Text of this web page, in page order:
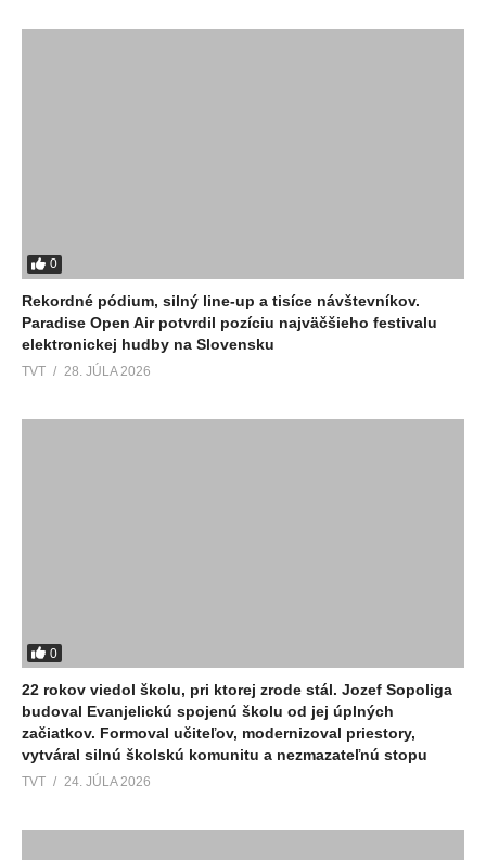
0
Rekordné pódium, silný line-up a tisíce návštevníkov.
Paradise Open Air potvrdil pozíciu najväčšieho festivalu
elektronickej hudby na Slovensku
TVT 28. JÚLA 2026
0
22 rokov viedol školu, pri ktorej zrode stál. Jozef Sopoliga
budoval Evanjelickú spojenú školu od jej úplných
začiatkov. Formoval učiteľov, modernizoval priestory,
vytváral silnú školskú komunitu a nezmazateľnú stopu
TVT 24. JÚLA 2026